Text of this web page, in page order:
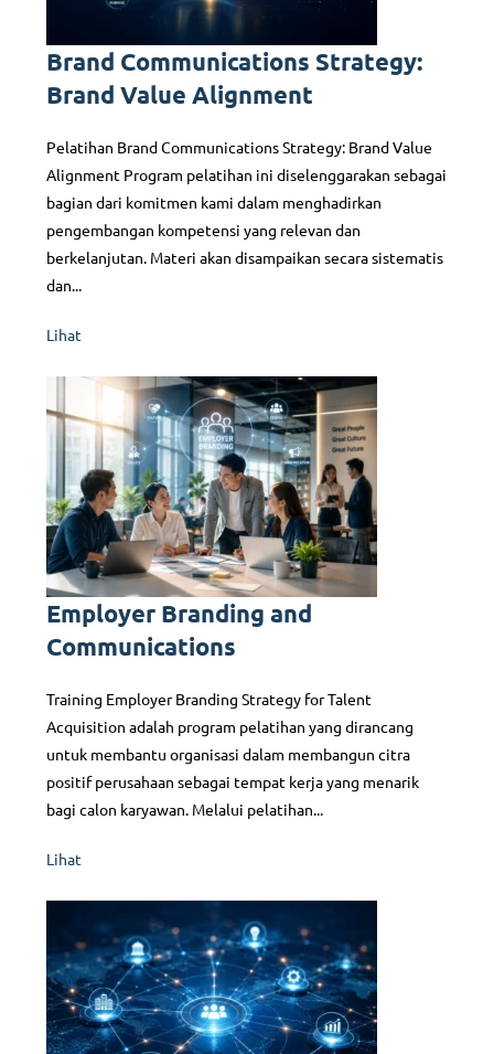
Brand Communications Strategy:
Brand Value Alignment
Pelatihan Brand Communications Strategy: Brand Value
Alignment Program pelatihan ini diselenggarakan sebagai
bagian dari komitmen kami dalam menghadirkan
pengembangan kompetensi yang relevan dan
berkelanjutan. Materi akan disampaikan secara sistematis
dan...
Lihat
Employer Branding and
Communications
Training Employer Branding Strategy for Talent
Acquisition adalah program pelatihan yang dirancang
untuk membantu organisasi dalam membangun citra
positif perusahaan sebagai tempat kerja yang menarik
bagi calon karyawan. Melalui pelatihan...
Lihat